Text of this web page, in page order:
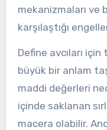
mekanizmaları ve
karşılaştığı
Define avcıları için
büyük bir anlam
maddi değerleri
içinde saklanan
macera olabilir.